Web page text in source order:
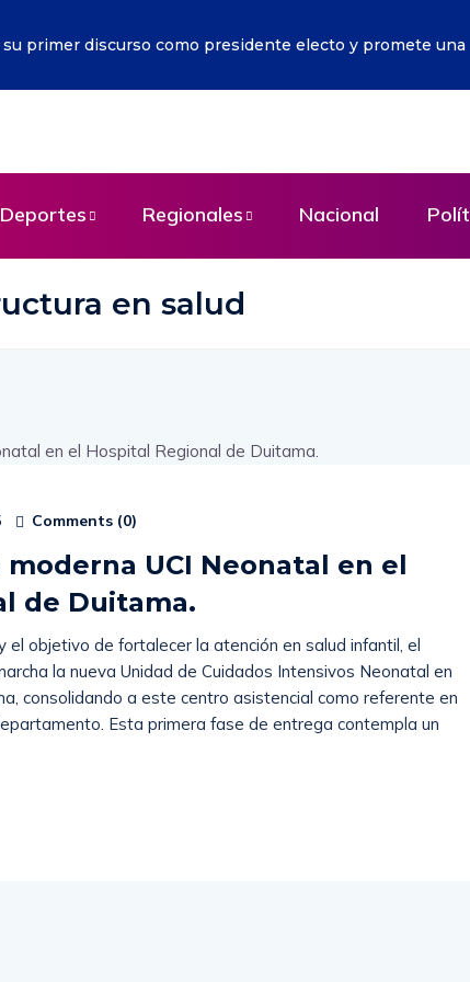
primer discurso como presidente electo y promete una
Deportes Regionales Nacional
en salud
Comments (0)
moderna UCI Neonatal en el
de Duitama.
el objetivo de fortalecer la atención en salud infantil, el
la nueva Unidad de Cuidados Intensivos Neonatal en
consolidando a este centro asistencial como referente en
Esta primera fase de entrega contempla un